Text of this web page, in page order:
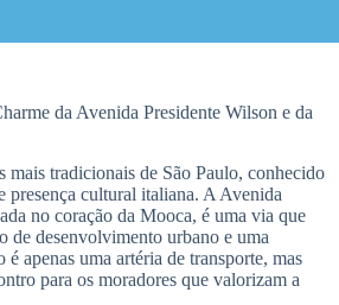
da Avenida Presidente Wilson e da
mais tradicionais de São Paulo, conhecido
presença cultural italiana. A Avenida
no coração da Mooca, é uma via que
de desenvolvimento urbano e uma
apenas uma artéria de transporte, mas
para os moradores que valorizam a